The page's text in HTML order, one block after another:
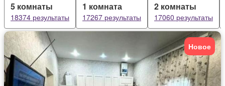
5 комнаты
18374 результаты
1 комната
17267 результаты
2 комнаты
17060 результаты
Новое